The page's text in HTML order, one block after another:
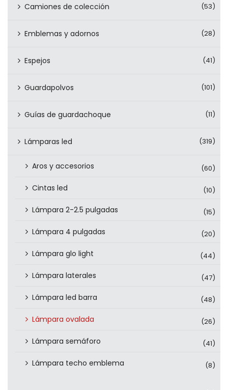
Camiones de colección (53)
Emblemas y adornos (28)
Espejos (41)
Guardapolvos (101)
Guías de guardachoque (11)
Lámparas led (319)
Aros y accesorios (60)
Cintas led (10)
Lámpara 2-2.5 pulgadas (15)
Lámpara 4 pulgadas (20)
Lámpara glo light (44)
Lámpara laterales (47)
Lámpara led barra (48)
Lámpara ovalada (26)
Lámpara semáforo (41)
Lámpara techo emblema (8)